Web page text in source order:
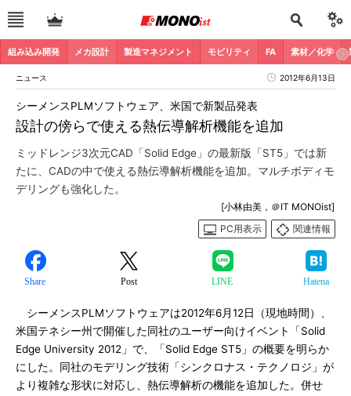
組み込み開発 メカ設計 製造マネジメント モビリティ FA 素材／化学
ニュース 2012年6月13日
設計の傍らで使える熱伝導解析機能を追加
シーメンスPLMソフトウェア、米国で新製品発表
ミッドレンジ3次元CAD「Solid Edge」の最新版「ST5」では新
たに、CADの中で使える熱伝導解析機能を追加。マルチボディモ
デリングも強化した。
[小林由美，＠IT MONOist]
PC用表示
関連情報
Share Post LINE Hatena
シーメンスPLMソフトウェアは2012年6月12日（現地時間）、
米国テネシー州で開催した同社のユーザー向けイベント「Solid
Edge University 2012」で、「Solid Edge ST5」の概要を明らか
にした。同社のモデリング技術「シンクロナス・テクノロジ」が
より複雑な形状に対応し、熱伝導解析の機能を追加した。併せ